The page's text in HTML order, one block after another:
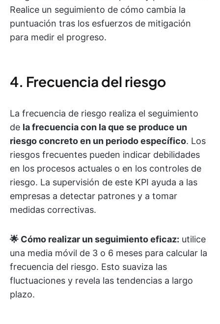
Realice un seguimiento de cómo cambia la
puntuación tras los esfuerzos de mitigación
para medir el progreso.
4. Frecuencia del riesgo
La frecuencia de riesgo realiza el seguimiento
de la frecuencia con la que se produce un
riesgo concreto en un periodo específico. Los
riesgos frecuentes pueden indicar debilidades
en los procesos actuales o en los controles de
riesgo. La supervisión de este KPI ayuda a las
empresas a detectar patrones y a tomar
medidas correctivas.
🌟 Cómo realizar un seguimiento eficaz: utilice
una media móvil de 3 o 6 meses para calcular la
frecuencia del riesgo. Esto suaviza las
fluctuaciones y revela las tendencias a largo
plazo.